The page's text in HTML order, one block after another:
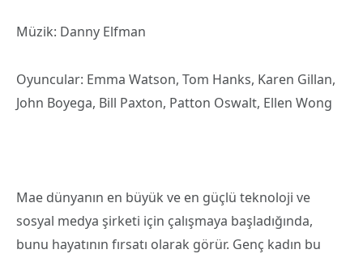
Müzik: Danny Elfman
Oyuncular: Emma Watson, Tom Hanks, Karen Gillan,
John Boyega, Bill Paxton, Patton Oswalt, Ellen Wong
Mae dünyanın en büyük ve en güçlü teknoloji ve
sosyal medya şirketi için çalışmaya başladığında,
bunu hayatının fırsatı olarak görür. Genç kadın bu